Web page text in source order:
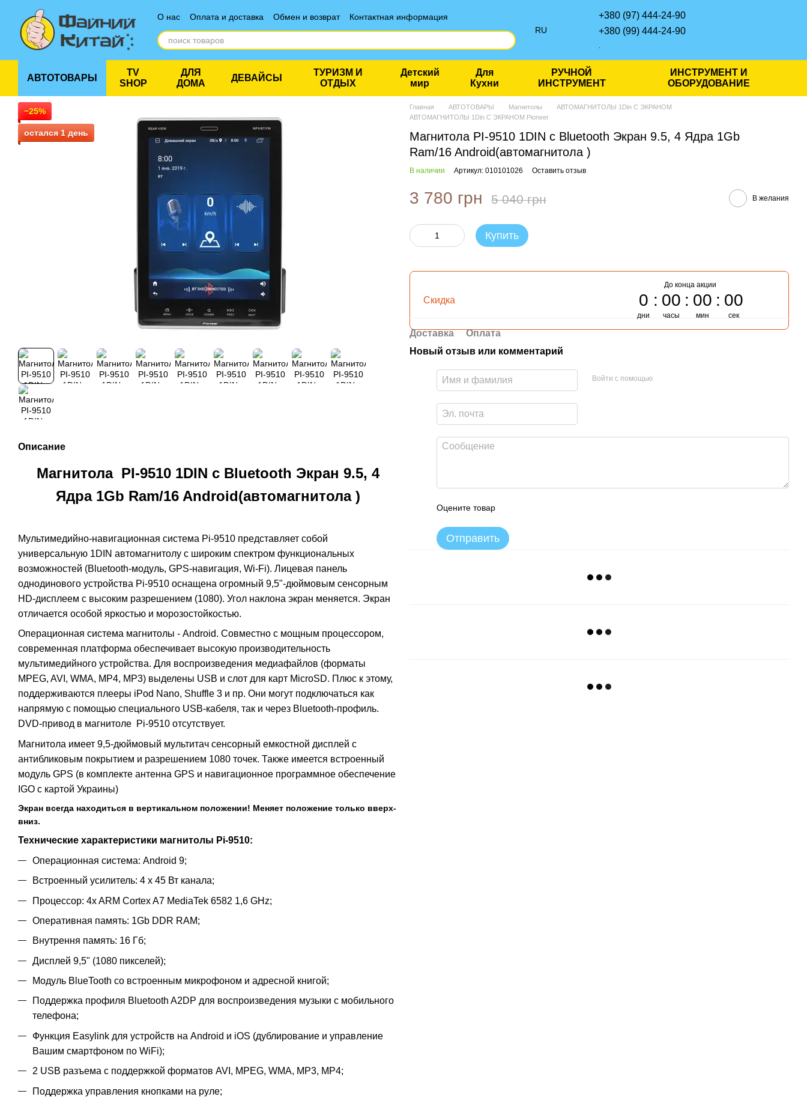
Перейти к основному контенту
О нас Оплата и доставка Обмен и возврат
Контактная информация
Отзывы о магазине
RU
+380 (97) 444-24-90
+380 (99) 444-24-90
АВТОТОВАРЫ
TV
SHOP
ДЛЯ
ДОМА
ДЕВАЙСЫ
ТУРИЗМ И
ОТДЫХ
Детский
мир
Для
Кухни
РУЧНОЙ
ИНСТРУМЕНТ
ИНСТРУМЕНТ И
ОБОРУДОВАНИЕ
−25%
остался 1 день
Описание
Магнитола PI-9510 1DIN с Bluetooth Экран 9.5, 4
Ядра 1Gb Ram/16 Android(автомагнитола )
Мультимедийно-навигационная система Pi-9510 представляет собой
универсальную 1DIN автомагнитолу с широким спектром функциональных
возможностей (Bluetooth-модуль, GPS-навигация, Wi-Fi). Лицевая панель
однодинового устройства Pi-9510 оснащена огромный 9,5"-дюймовым сенсорным
HD-дисплеем с высоким разрешением (1080). Угол наклона экран меняется. Экран
отличается особой яркостью и морозостойкостью.
Операционная система магнитолы - Android. Совместно с мощным процессором,
современная платформа обеспечивает высокую производительность
мультимедийного устройства. Для воспроизведения медиафайлов (форматы
MPEG, AVI, WMA, MP4, MP3) выделены USB и слот для карт MicroSD. Плюс к этому,
поддерживаются плееры iPod Nano, Shuffle 3 и пр. Они могут подключаться как
напрямую с помощью специального USB-кабеля, так и через Bluetooth-профиль.
DVD-привод в магнитоле Pi-9510 отсутствует.
Магнитола имеет 9,5-дюймовый мультитач сенсорный емкостной дисплей с
антибликовым покрытием и разрешением 1080 точек. Также имеется встроенный
модуль GPS (в комплекте антенна GPS и навигационное программное обеспечение
IGO с картой Украины)
Экран всегда находиться в вертикальном положении! Меняет положение только вверх-
вниз.
Технические характеристики магнитолы Pi-9510:
Операционная система: Android 9;
Встроенный усилитель: 4 х 45 Вт канала;
Процессор: 4x ARM Cortex A7 MediaTek 6582 1,6 GHz;
Оперативная память: 1Gb DDR RAM;
Внутрення память: 16 Гб;
Дисплей 9,5" (1080 пикселей);
Модуль BlueTooth со встроенным микрофоном и адресной книгой;
Поддержка профиля Bluetooth A2DP для воспроизведения музыки с мобильного
телефона;
Функция Easylink для устройств на Android и iOS (дублирование и управление
Вашим смартфоном по WiFi);
2 USB разъема с поддержкой форматов AVI, MPEG, WMA, MP3, MP4;
Поддержка управления кнопками на руле;
Главная АВТОТОВАРЫ Магнитолы
АВТОМАГНИТОЛЫ 1Din С ЭКРАНОМ
АВТОМАГНИТОЛЫ 1Din С ЭКРАНОМ Pioneer
Магнитола PI-9510 1DIN с Bluetooth Экран 9.5, 4 Ядра 1Gb
Ram/16 Android(автомагнитола )
В наличии Артикул: 010101026 Оставить отзыв
3 780 грн 5 040 грн В желания
Купить
Скидка
До конца акции
0
дни
00
часы
00
мин
00
сек
Доставка
Оплата
Новый отзыв или комментарий
Войти с помощью
Оцените товар
Отправить